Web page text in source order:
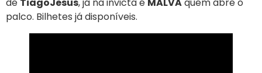
palco. Bilhetes já disponíveis.